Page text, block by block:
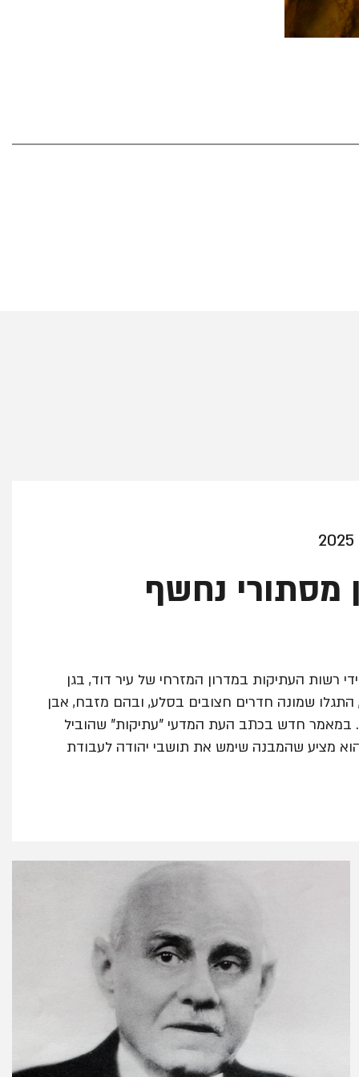
מסתורי נחשף
רשות העתיקות במדרון המזרחי של עיר דוד, בגן
התגלו שמונה חדרים חצובים בסלע, ובהם מזבח, אבן
במאמר חדש בכתב העת המדעי "עתיקות" שהוביל
מציע שהמבנה שימש את תושבי יהודה לעבודת